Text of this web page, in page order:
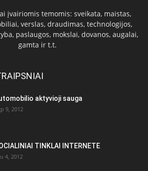
įvairiomis temomis: sveikata, maistas,
verslas, draudimas, technologijos,
paslaugos, mokslai, dovanos, augalai,
gamta ir t.t.
aktyvioji sauga
9, 2012
TINKLAI INTERNETE
4, 2012